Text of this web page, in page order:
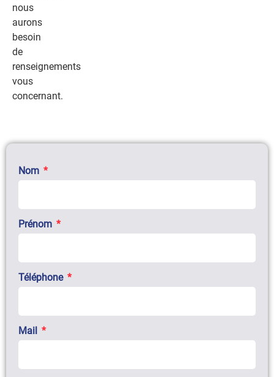
nous
aurons
besoin
de
renseignements
vous
concernant.
Nom
Prénom
Téléphone
Mail